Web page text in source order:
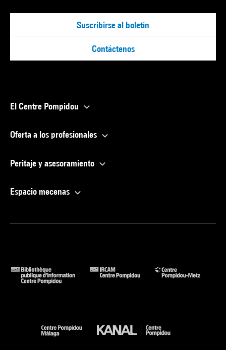
Suscribirse al boletín
Contáctenos
El Centre Pompidou
Oferta a los profesionales
Peritaje y asesoramiento
Espacio mecenas